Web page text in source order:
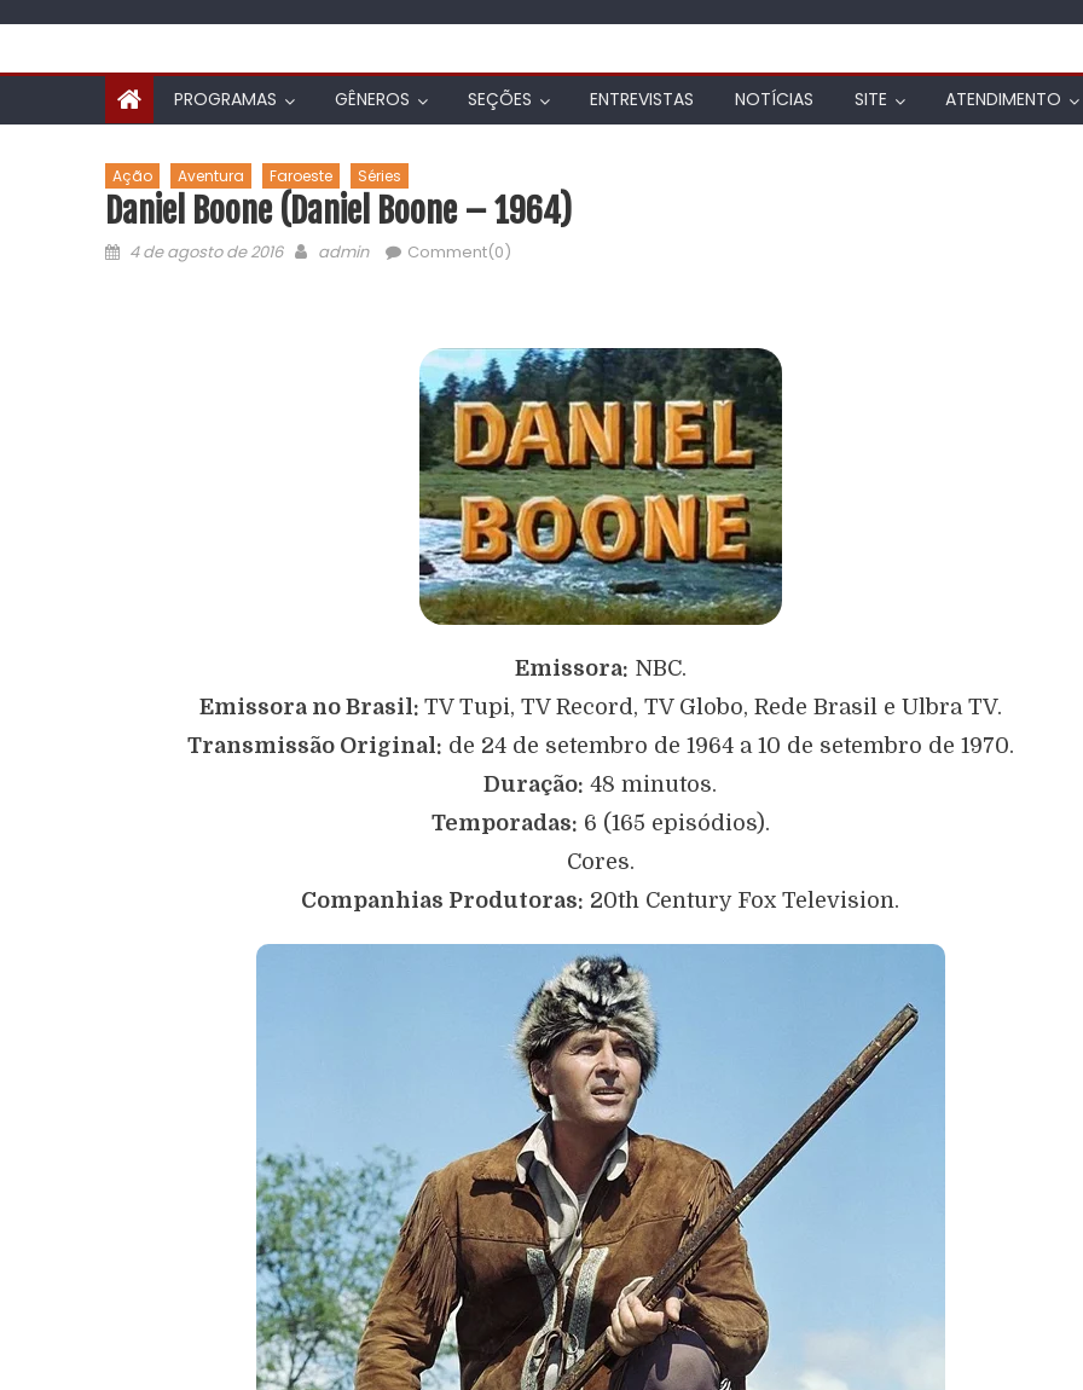
PROGRAMAS GÊNEROS SEÇÕES ENTREVISTAS NOTÍCIAS SITE ATENDIMENTO
Ação Aventura Faroeste Séries
Daniel Boone (Daniel Boone – 1964)
4 de agosto de 2016 admin Comment(0)
Emissora: NBC.
Emissora no Brasil: TV Tupi, TV Record, TV Globo, Rede Brasil e Ulbra TV.
Transmissão Original: de 24 de setembro de 1964 a 10 de setembro de 1970.
Duração: 48 minutos.
Temporadas: 6 (165 episódios).
Cores.
Companhias Produtoras: 20th Century Fox Television.